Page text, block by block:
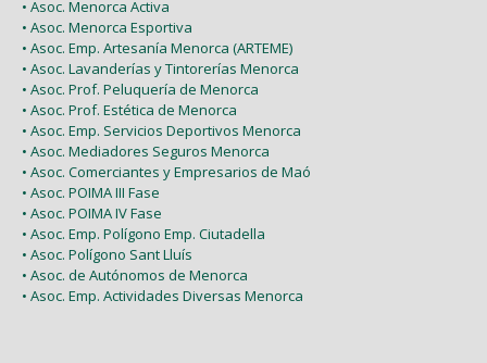
• Asoc. Menorca Activa
• Asoc. Menorca Esportiva
• Asoc. Emp. Artesanía Menorca (ARTEME)
• Asoc. Lavanderías y Tintorerías Menorca
• Asoc. Prof. Peluquería de Menorca
• Asoc. Prof. Estética de Menorca
• Asoc. Emp. Servicios Deportivos Menorca
• Asoc. Mediadores Seguros Menorca
• Asoc. Comerciantes y Empresarios de Maó
• Asoc. POIMA III Fase
• Asoc. POIMA IV Fase
• Asoc. Emp. Polígono Emp. Ciutadella
• Asoc. Polígono Sant Lluís
• Asoc. de Autónomos de Menorca
• Asoc. Emp. Actividades Diversas Menorca